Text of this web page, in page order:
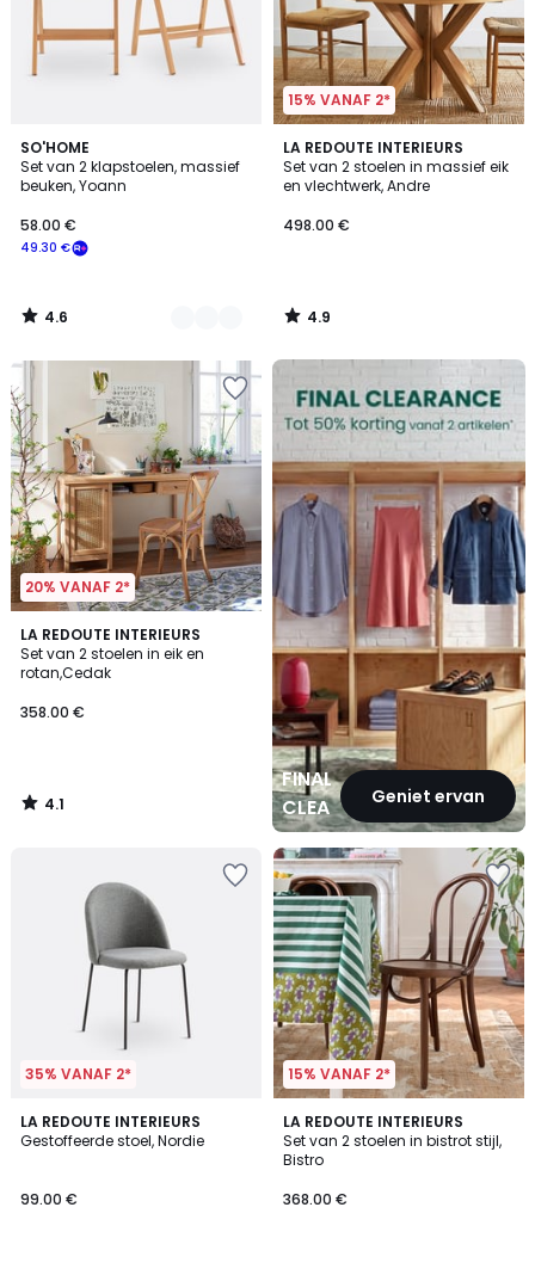
SO'HOME
Set van 2 klapstoelen, massief
beuken, Yoann
49.30 €
58.00 €
4.6
/ 5
2
Kleuren
4.6
/
15% VANAF 2*
LA REDOUTE INTERIEURS
Set van 2 stoelen in massief eik
en vlechtwerk, Andre
498.00 €
4.9
/ 5
4.9
/
20% VANAF 2*
LA REDOUTE INTERIEURS
Set van 2 stoelen in eik en
rotan,Cedak
358.00 €
4.1
/ 5
4.1
/
FINAL
CLEARANCEGeniet ervan
FINAL
CLEARANCE
35% VANAF 2*
LA REDOUTE INTERIEURS
Gestoffeerde stoel, Nordie
99.00 €
5
/
2
Kleuren
15% VANAF 2*
LA REDOUTE INTERIEURS
Set van 2 stoelen in bistrot stijl,
Bistro
368.00 €
3.1
/
5